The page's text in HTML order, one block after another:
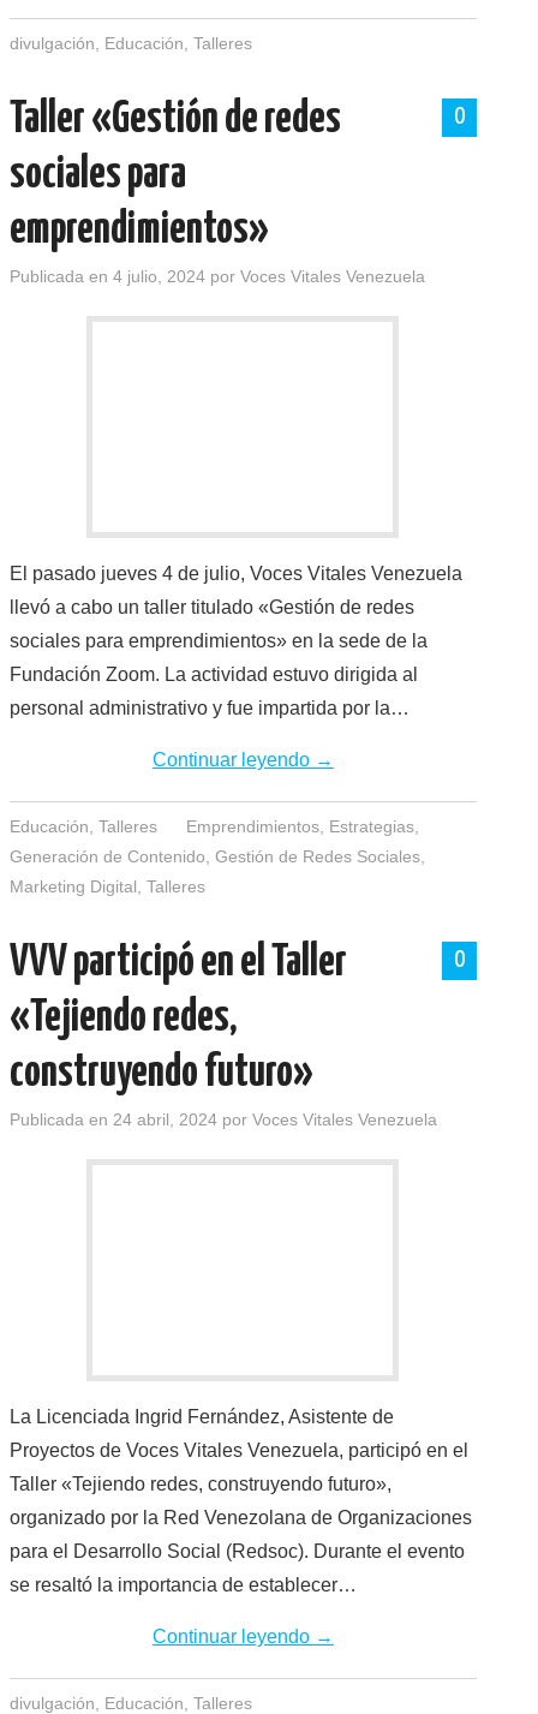
divulgación Educación Talleres
0
Taller «Gestión de redes
sociales para
emprendimientos»
Publicada en 4 julio, 2024 por Voces Vitales Venezuela
El pasado jueves 4 de julio, Voces Vitales Venezuela
llevó a cabo un taller titulado «Gestión de redes
sociales para emprendimientos» en la sede de la
Fundación Zoom. La actividad estuvo dirigida al
personal administrativo y fue impartida por la…
Continuar leyendo →
Educación Talleres Emprendimientos Estrategias
Generación de Contenido Gestión de Redes Sociales
Marketing Digital Talleres
0
VVV participó en el Taller
«Tejiendo redes,
construyendo futuro»
Publicada en 24 abril, 2024 por Voces Vitales Venezuela
La Licenciada Ingrid Fernández, Asistente de
Proyectos de Voces Vitales Venezuela, participó en el
Taller «Tejiendo redes, construyendo futuro»,
organizado por la Red Venezolana de Organizaciones
para el Desarrollo Social (Redsoc). Durante el evento
se resaltó la importancia de establecer…
Continuar leyendo →
divulgación Educación Talleres